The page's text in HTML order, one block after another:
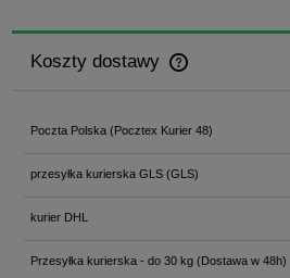
Koszty dostawy
Cena nie zawiera ewentualnych kosztów
Poczta Polska(Pocztex Kurier 48)
przesyłka kurierska GLS(GLS)
kurier DHL
Przesyłka kurierska - do 30 kg(Dostawa w 48h)